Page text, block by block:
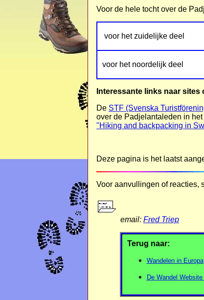
Voor de hele tocht over de
voor het zuidelijke deel
voor het noordelijk deel
Interessante links naar sites
De STF (Svenska
over de Padjelantaleden in
"Hiking and backpacking in
Deze pagina is het laatst
Voor aanvullingen of reacties,
email: Fred Triep
Terug naar:
Wandelen in Europa
De Wandel